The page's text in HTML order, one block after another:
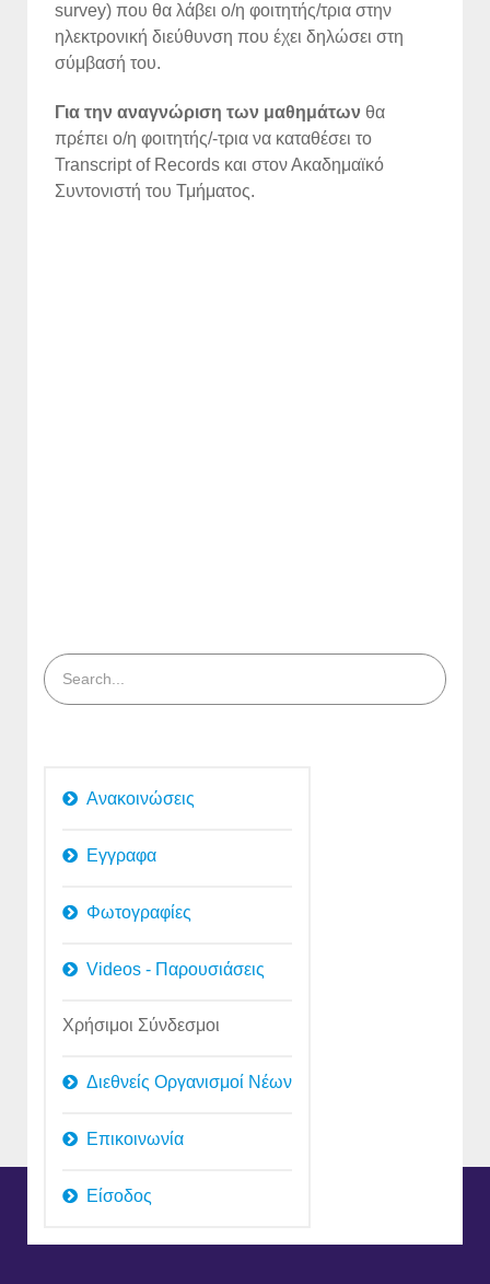
survey) που θα λάβει ο/η φοιτητής/τρια στην
ηλεκτρονική διεύθυνση που έχει δηλώσει στη
σύμβασή του.
Για την αναγνώριση των μαθημάτων θα
πρέπει ο/η φοιτητής/-τρια να καταθέσει το
Transcript of Records και στον Ακαδημαϊκό
Συντονιστή του Τμήματος.
Ανακοινώσεις
Εγγραφα
Φωτογραφίες
Videos - Παρουσιάσεις
Χρήσιμοι Σύνδεσμοι
Διεθνείς Οργανισμοί Νέων
Επικοινωνία
Είσοδος